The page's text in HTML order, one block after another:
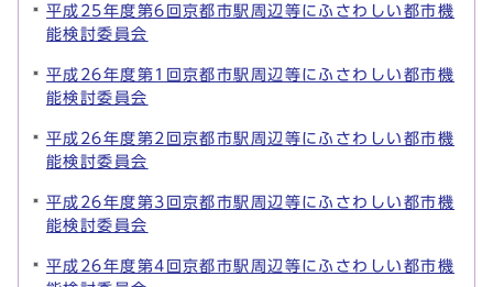
平成25年度第6回京都市駅周辺等にふさわしい都市機
能検討委員会
平成26年度第1回京都市駅周辺等にふさわしい都市機
能検討委員会
平成26年度第2回京都市駅周辺等にふさわしい都市機
能検討委員会
平成26年度第3回京都市駅周辺等にふさわしい都市機
能検討委員会
平成26年度第4回京都市駅周辺等にふさわしい都市機